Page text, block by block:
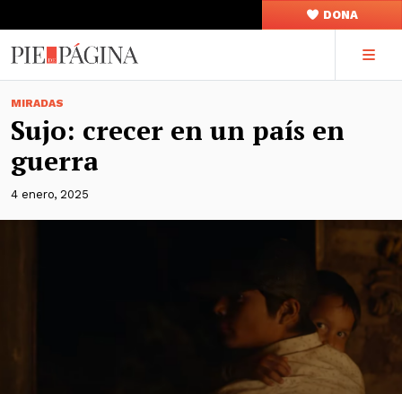
DONA
MIRADAS
Sujo: crecer en un país en
guerra
4 enero, 2025